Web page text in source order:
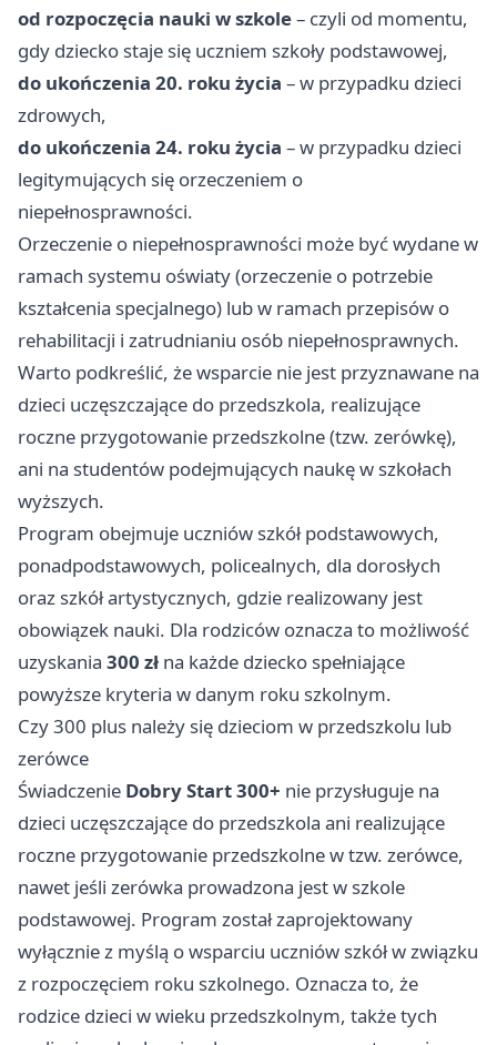
od rozpoczęcia nauki w szkole– czyli od momentu,
gdy dziecko staje się uczniem szkoły podstawowej,
do ukończenia 20. roku życia – w przypadku dzieci
zdrowych,
do ukończenia 24. roku życia – w przypadku dzieci
legitymujących się orzeczeniem o
niepełnosprawności.
Orzeczenie o niepełnosprawności może być wydane w
ramach systemu oświaty (orzeczenie o potrzebie
kształcenia specjalnego) lub w ramach przepisów o
rehabilitacji i zatrudnianiu osób niepełnosprawnych.
Warto podkreślić, że wsparcie nie jest przyznawane na
dzieci uczęszczające do przedszkola, realizujące
roczne przygotowanie przedszkolne (tzw. zerówkę),
ani na studentów podejmujących naukę w szkołach
wyższych.
Program obejmuje uczniów szkół podstawowych,
ponadpodstawowych, policealnych, dla dorosłych
oraz szkół artystycznych, gdzie realizowany jest
obowiązek nauki. Dla rodziców oznacza to możliwość
uzyskania 300 zł na każde dziecko spełniające
powyższe kryteria w danym roku szkolnym.
Czy 300 plus należy się dzieciom w przedszkolu lub
zerówce
Świadczenie Dobry Start 300+ nie przysługuje na
dzieci uczęszczające do przedszkola ani realizujące
roczne przygotowanie przedszkolne w tzw. zerówce,
nawet jeśli zerówka prowadzona jest w szkole
podstawowej. Program został zaprojektowany
wyłącznie z myślą o wsparciu uczniów szkół w związku
z rozpoczęciem roku szkolnego. Oznacza to, że
rodzice dzieci w wieku przedszkolnym, także tych